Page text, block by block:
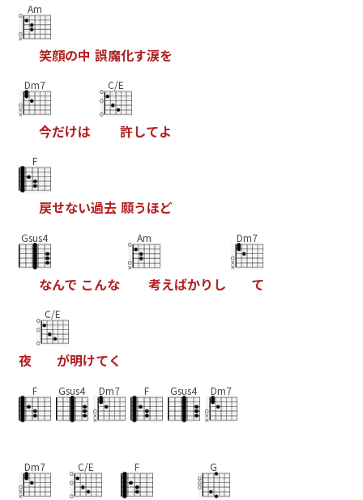
Am
笑顔の中 誤魔化す涙を
Dm7
今だけは
C/E
許してよ
F
戻せない過去 願うほど
Gsus4
なんで こんな
Am
考えばかり し
Dm7
て
夜
C/E
が明けてく
F Gsus4 Dm7 F Gsus4 Dm7
Dm7 C/E F G